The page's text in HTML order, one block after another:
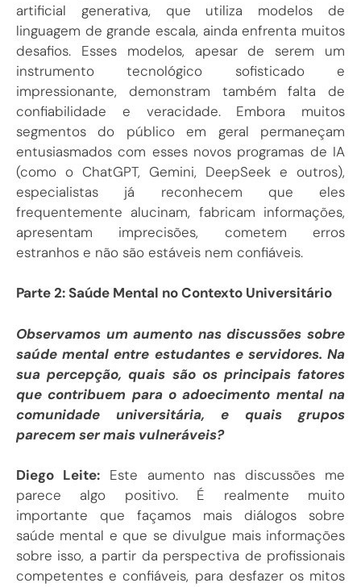
artificial generativa, que utiliza modelos de
linguagem de grande escala, ainda enfrenta muitos
desafios. Esses modelos, apesar de serem um
instrumento tecnológico sofisticado e
impressionante, demonstram também falta de
confiabilidade e veracidade. Embora muitos
segmentos do público em geral permaneçam
entusiasmados com esses novos programas de IA
(como o ChatGPT, Gemini, DeepSeek e outros),
especialistas já reconhecem que eles
frequentemente alucinam, fabricam informações,
apresentam imprecisões, cometem erros
estranhos e não são estáveis nem confiáveis.
Parte 2: Saúde Mental no Contexto Universitário
Observamos um aumento nas discussões sobre
saúde mental entre estudantes e servidores. Na
sua percepção, quais são os principais fatores
que contribuem para o adoecimento mental na
comunidade universitária, e quais grupos
parecem ser mais vulneráveis?
Diego Leite:Este aumento nas discussões me
parece algo positivo. É realmente muito
importante que façamos mais diálogos sobre
saúde mental e que se divulgue mais informações
sobre isso, a partir da perspectiva de profissionais
competentes e confiáveis, para desfazer os mitos